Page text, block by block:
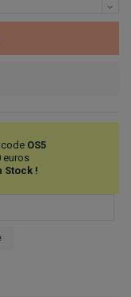
code OS5
euros
Stock !